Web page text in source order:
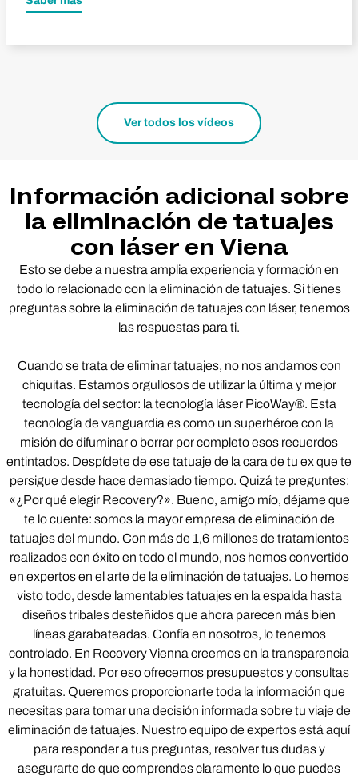
Ver todos los vídeos
Información adicional sobre
la eliminación de tatuajes
con láser en Viena
Esto se debe a nuestra amplia experiencia y formación en
todo lo relacionado con la eliminación de tatuajes. Si tienes
preguntas sobre la eliminación de tatuajes con láser, tenemos
las respuestas para ti.
Cuando se trata de eliminar tatuajes, no nos andamos con
chiquitas. Estamos orgullosos de utilizar la última y mejor
tecnología del sector: la tecnología láser PicoWay®. Esta
tecnología de vanguardia es como un superhéroe con la
misión de difuminar o borrar por completo esos recuerdos
entintados. Despídete de ese tatuaje de la cara de tu ex que te
persigue desde hace demasiado tiempo. Quizá te preguntes:
«¿Por qué elegir Recovery?». Bueno, amigo mío, déjame que
te lo cuente: somos la mayor empresa de eliminación de
tatuajes del mundo. Con más de 1,6 millones de tratamientos
realizados con éxito en todo el mundo, nos hemos convertido
en expertos en el arte de la eliminación de tatuajes. Lo hemos
visto todo, desde lamentables tatuajes en la espalda hasta
diseños tribales desteñidos que ahora parecen más bien
líneas garabateadas. Confía en nosotros, lo tenemos
controlado. En Recovery Vienna creemos en la transparencia
y la honestidad. Por eso ofrecemos presupuestos y consultas
gratuitas. Queremos proporcionarte toda la información que
necesitas para tomar una decisión informada sobre tu viaje de
eliminación de tatuajes. Nuestro equipo de expertos está aquí
para responder a tus preguntas, resolver tus dudas y
asegurarte de que comprendes claramente lo que puedes